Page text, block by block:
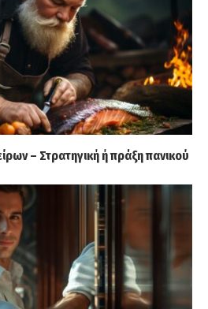
– Στρατηγική ή πράξη πανικού